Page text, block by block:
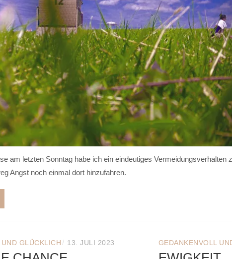
am letzten Sonntag habe ich ein eindeutiges
Angst noch einmal dort hinzufahren.
GLÜCKLICH / 13. JULI 2023 GEDANKENVOLL